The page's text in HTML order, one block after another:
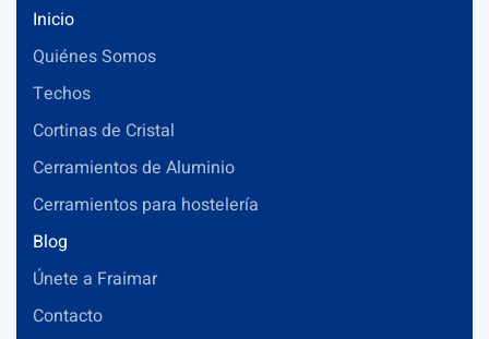
Inicio
Quiénes Somos
Techos
Cortinas de Cristal
Cerramientos de Aluminio
Cerramientos para hostelería
Blog
Únete a Fraimar
Contacto